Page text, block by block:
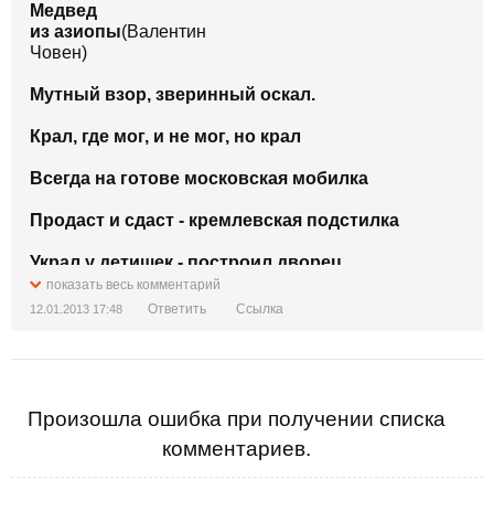
Медвед
из азиопы(Валентин
Човен)
Мутный взор, зверинный оскал.
Крал, где мог, и не мог, но крал
Всегда на готове московская мобилка
Продаст и сдаст - кремлевская подстилка
Украл у детишек - построил дворец
Сексот-комсомолец, по жизни - наглец
Плетет свои сети
матерый паучина
показать весь комментарий
12.01.2013 17:48 Ответить Ссылка
Произошла ошибка при получении списка
комментариев.